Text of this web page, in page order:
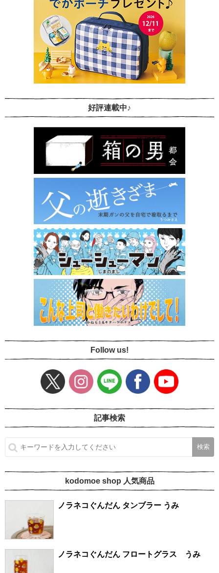
好評連載中♪
Follow us!
記事検索
kodomoe shop 人気商品
ノラネコぐんだん タンブラー うみ
ノラネコぐんだん フロートグラス うみ